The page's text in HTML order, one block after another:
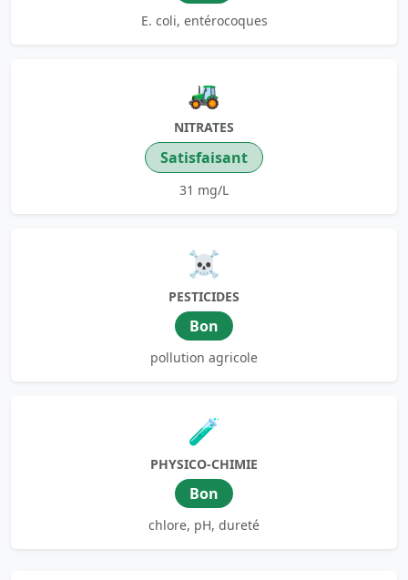
E. coli, entérocoques
🚜
NITRATES
Satisfaisant
31 mg/L
☠️
PESTICIDES
Bon
pollution agricole
🧪
PHYSICO-CHIMIE
Bon
chlore, pH, dureté